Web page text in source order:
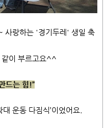
사랑하는 '경기두레' 생일 축
같이 부르고요^^
드는 힘!”
운동 다짐식’이었어요.